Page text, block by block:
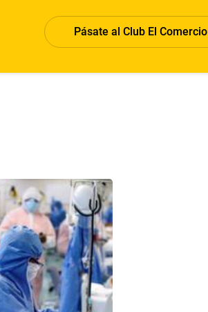
Pásate al Club El Comercio